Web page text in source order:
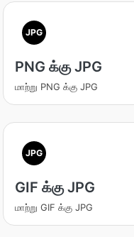
JPG
PNG க்கு JPG
மாற்று PNG க்கு JPG
JPG
GIF க்கு JPG
மாற்று GIF க்கு JPG